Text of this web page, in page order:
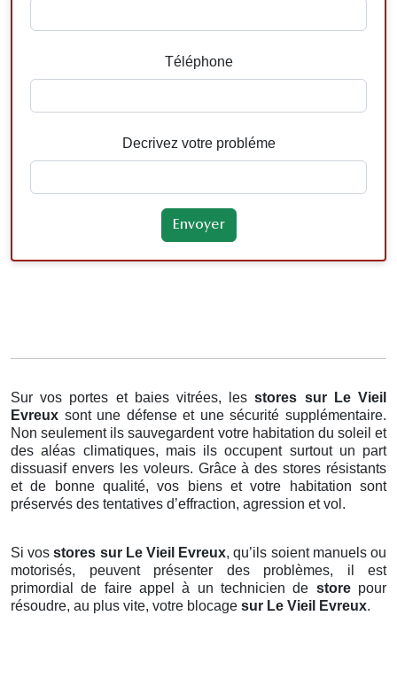
Téléphone
Decrivez votre probléme
Sur vos portes et baies vitrées, lesstores sur Le Vieil
Evreux sont une défense et une sécurité supplémentaire.
Non seulement ils sauvegardent votre habitation du soleil et
des aléas climatiques, mais ils occupent surtout un part
dissuasif envers les voleurs. Grâce à des stores résistants
et de bonne qualité, vos biens et votre habitation sont
préservés des tentatives d’effraction, agression et vol.
Si vosstores sur Le Vieil Evreux, qu’ils soient manuels ou
motorisés, peuvent présenter des problèmes, il est
primordial de faire appel à un technicien de storepour
résoudre, au plus vite, votre blocage sur Le Vieil Evreux.